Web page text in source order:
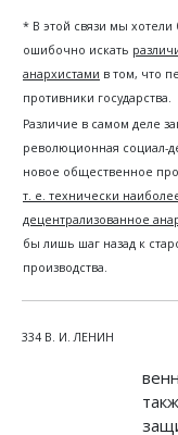
* В этой связи мы
ошибочно искать
анархистами в том, что
противники государства.
Различие в самом деле
революционная социал-
новое общественное
т. е. технически
децентрализованное
бы лишь шаг назад к
производства.
334 В. И. ЛЕНИН